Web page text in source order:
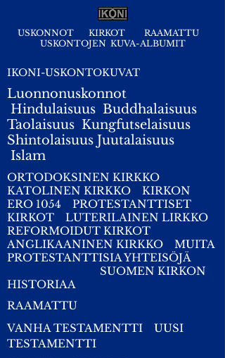
USKONNOT KIRKOT
RAAMATTU
USKONTOJEN KUVA-ALBUMIT
IKONI-USKONTOKUVAT
Luonnonuskonnot
Hindulaisuus Buddhalaisuus
Taolaisuus Kungfutselaisuus
Shintolaisuus Juutalaisuus
Islam
ORTODOKSINEN KIRKKO
KATOLINEN KIRKKO
KIRKON
ERO 1054
PROTESTANTTISET
KIRKOT
LUTERILAINEN LIRKKO
REFORMOIDUT KIRKOT
ANGLIKAANINEN KIRKKO
MUITA
PROTESTANTTISIA YHTEISÖJÄ
SUOMEN KIRKON
HISTORIAA
RAAMATTU
VANHA TESTAMENTTI
UUSI
TESTAMENTTI